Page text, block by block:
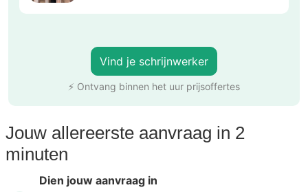
Vind je schrijnwerker
⚡ Ontvang binnen het uur prijsoffertes
Jouw allereerste aanvraag in 2
minuten
Dien jouw aanvraag in